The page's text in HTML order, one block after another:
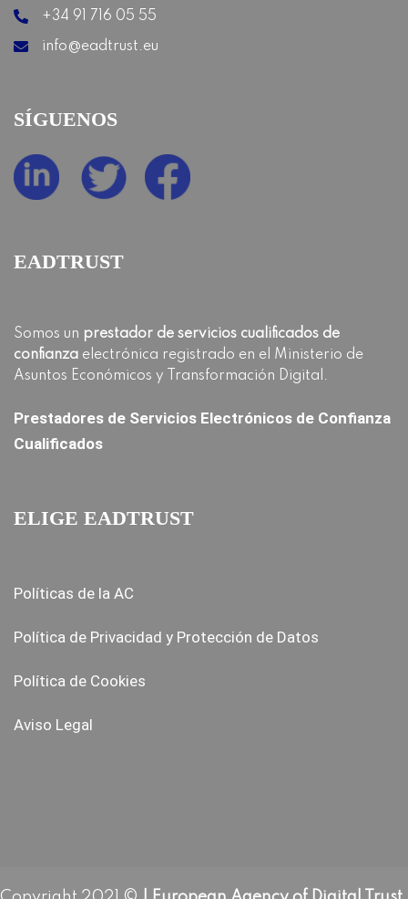
+34 91 716 05 55
info@eadtrust.eu
SÍGUENOS
EADTRUST
Somos un prestador de servicios cualificados de
confianza electrónica registrado en el Ministerio de
Asuntos Económicos y Transformación Digital.
Prestadores de Servicios Electrónicos de Confianza
Cualificados
ELIGE EADTRUST
Políticas de la AC
Política de Privacidad y Protección de Datos
Política de Cookies
Aviso Legal